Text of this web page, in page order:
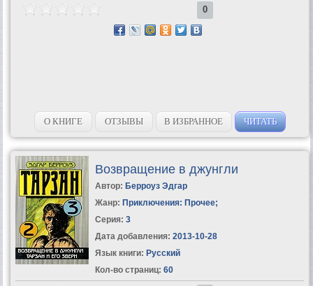
0
О КНИГЕ ОТЗЫВЫ В ИЗБРАННОЕ ЧИТАТЬ
Возвращение в джунгли
Автор: Берроуз Эдгар
Жанр: Приключения: Прочее;
Серия: 3
Дата добавления: 2013-10-28
Язык книги: Русский
Кол-во страниц: 60